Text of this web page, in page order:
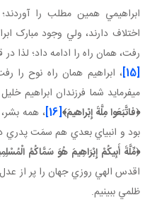
ابراهيمي همين مطلب را
اختلاف دارند، ولي وجود مبارک
رفت، همان راه را ادامه داد؛ لذا
[15]
، ابراهيم همان راه نوح را
مي فرمايد شما فرزندان ابراهيم
﴿فاتَّبَعَوا مِلَّةَ إِبْراهيمَ﴾[16]
، همه
بود و انبياي بعدي هم سمَت پدري
﴿مِّلَّةَ أَبِيكُمْ إِبْرَاهِيمَ هُوَ سَمَّاكُمُ
اقدس الهي روزي جهان را پر از
ظلمي ببينيم.